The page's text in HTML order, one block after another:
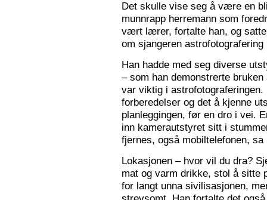
Det skulle vise seg å være en
munnrapp herremann som
vært lærer, fortalte han, og
om sjangeren astrofotografering
Han hadde med seg diverse
– som han demonstrerte
var viktig i
forberedelser og det å kjenne
planleggingen, før en dro i vei.
inn kamerautstyret sitt i
fjernes, også mobiltelefonen, sa
Lokasjonen – hvor vil du dra?
mat og varm drikke, stol å
for langt unna sivilisasjonen,